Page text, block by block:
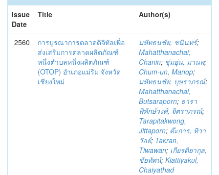
Issue
Date
Title Author(s)
2560
การบูรณาการตลาดดิจิทัลเพื่อ
ส่งเสริมการตลาดผลิตภัณฑ์
หนึ่งตำบลหนึ่งผลิตภัณฑ์
(OTOP) อำเภอแม่ริม จังหวัด
เชียงใหม่
มหัทธนชัย, ชนินทร์;
Mahatthanachai,
Chanin; ชุ่มอุ่น, มานพ;
Chum-un, Manop;
มหัทธนชัย, บุษราภรณ์;
Mahatthanachai,
Butsaraporn; ธารา
พิทักษ์วงศ์, จิตราภรณ์;
Tarapitakwong,
Jittaporn; ต๊ะการ, ทิวา
วัลย์; Takran,
Tiwawan; เกียรติยากุล,
ชัยทัศน์; Kiattiyakul,
Chaiyathad